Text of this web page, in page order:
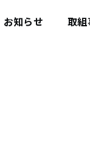
お知らせ 取